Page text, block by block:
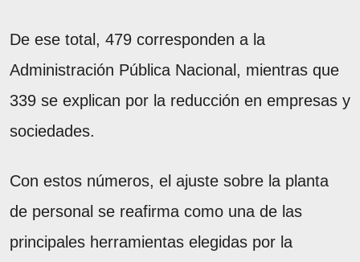
De ese total, 479 corresponden a la
Administración Pública Nacional, mientras que
339 se explican por la reducción en empresas y
sociedades.
Con estos números, el ajuste sobre la planta
de personal se reafirma como una de las
principales herramientas elegidas por la